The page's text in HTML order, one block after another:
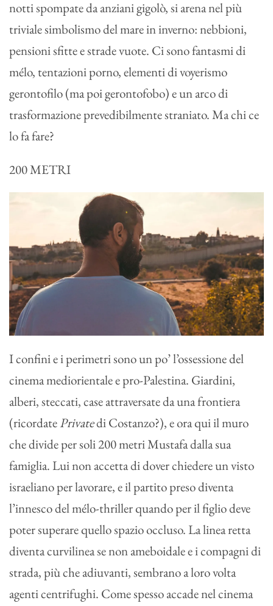
notti spompate da anziani gigolò, si arena nel più
triviale simbolismo del mare in inverno: nebbioni,
pensioni sfitte e strade vuote. Ci sono fantasmi di
mélo, tentazioni porno, elementi di voyerismo
gerontofilo (ma poi gerontofobo) e un arco di
trasformazione prevedibilmente straniato. Ma chi ce
lo fa fare?
200 METRI
I confini e i perimetri sono un po’ l’ossessione del
cinema mediorientale e pro-Palestina. Giardini,
alberi, steccati, case attraversate da una frontiera
(ricordatePrivatedi Costanzo?), e ora qui il muro
che divide per soli 200 metri Mustafa dalla sua
famiglia. Lui non accetta di dover chiedere un visto
israeliano per lavorare, e il partito preso diventa
l’innesco del mélo-thriller quando per il figlio deve
poter superare quello spazio occluso. La linea retta
diventa curvilinea se non ameboidale e i compagni di
strada, più che adiuvanti, sembrano a loro volta
agenti centrifughi. Come spesso accade nel cinema